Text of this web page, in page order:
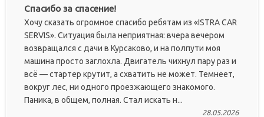
Спасибо за спасение!
Хочу сказать огромное спасибо ребятам из «ISTRA CAR
SERVIS». Ситуация была неприятная: вчера вечером
возвращался с дачи в Курсаково, и на полпути моя
машина просто заглохла. Двигатель чихнул пару раз и
всё — стартер крутит, а схватить не может. Темнеет,
вокруг лес, ни одного проезжающего знакомого.
Паника, в общем, полная. Стал искать н...
28.05.2026